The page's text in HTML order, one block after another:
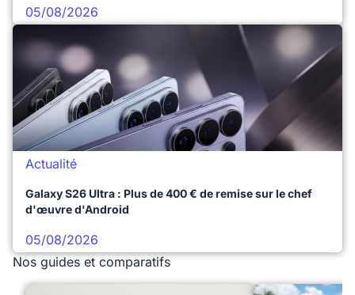
05/08/2026
Actualité
Galaxy S26 Ultra : Plus de 400 € de remise sur le chef
d'œuvre d'Android
05/08/2026
Nos guides et comparatifs